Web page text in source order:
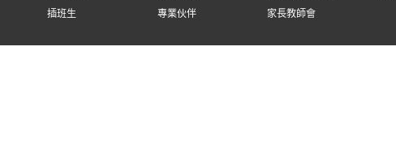
插班生
專業伙伴
家長教師會